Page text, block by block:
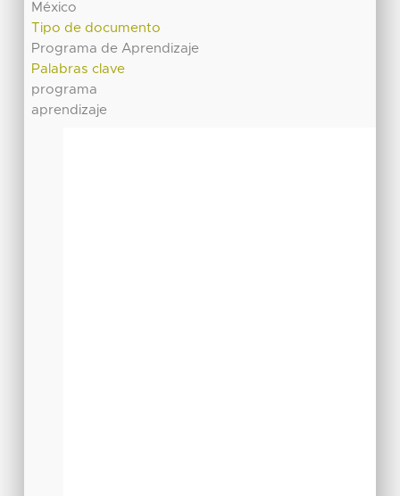
México
Tipo de documento
Programa de Aprendizaje
Palabras clave
programa
aprendizaje